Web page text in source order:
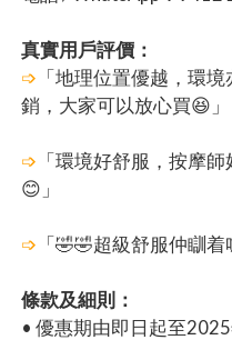
真實用戶評價：
➩ 「地理位置優越，環
銷，大家可以放心買😆」
➩ 「環境好舒服，按摩
😊」
➩ 「🤣🤣超級舒服仲瞓着
條款及細則：
• 優惠期由即日起至